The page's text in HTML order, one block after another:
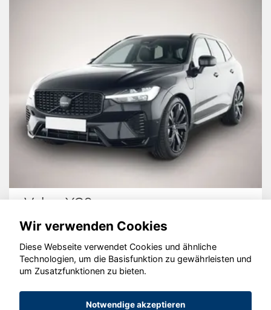
Volvo XC60
© konjunkturmotor.de GmbH 2020 - 2026
Wir verwenden Cookies
Diese Webseite verwendet Cookies und ähnliche
Technologien, um die Basisfunktion zu gewährleisten und
um Zusatzfunktionen zu bieten.
Notwendige akzeptieren